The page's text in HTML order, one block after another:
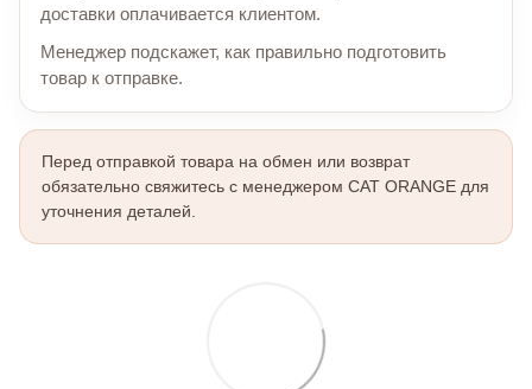
доставки оплачивается клиентом.
Менеджер подскажет, как правильно подготовить
товар к отправке.
Перед отправкой товара на обмен или возврат
обязательно свяжитесь с менеджером CAT ORANGE для
уточнения деталей.